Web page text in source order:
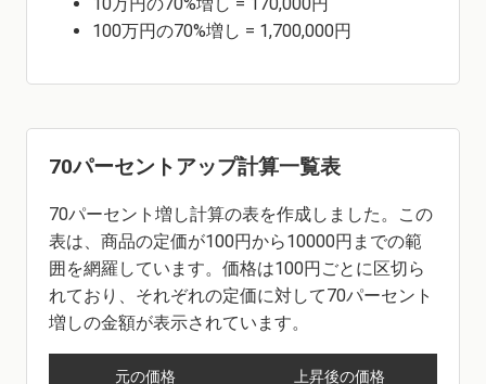
100万円の70%増し = 1,700,000円
70パーセントアップ計算一覧表
70パーセント増し計算の表を作成しました。この
表は、商品の定価が100円から10000円までの範
囲を網羅しています。価格は100円ごとに区切ら
れており、それぞれの定価に対して70パーセント
増しの金額が表示されています。
元の価格 上昇後の価格